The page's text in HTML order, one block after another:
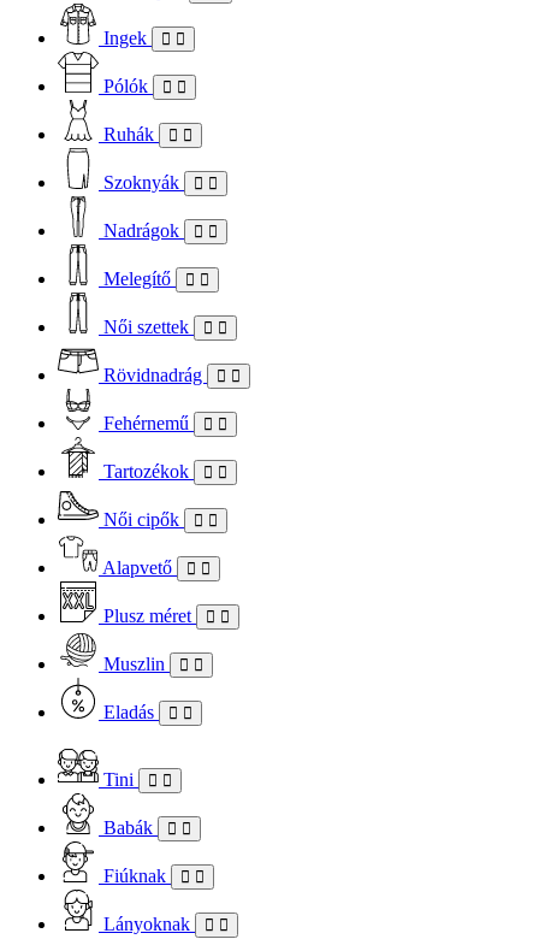
Ingek
Pólók
Ruhák
Szoknyák
Nadrágok
Melegítő
Női szettek
Rövidnadrág
Fehérnemű
Tartozékok
Női cipők
Alapvető
Plusz méret
Muszlin
Eladás
Tini
Babák
Fiúknak
Lányoknak